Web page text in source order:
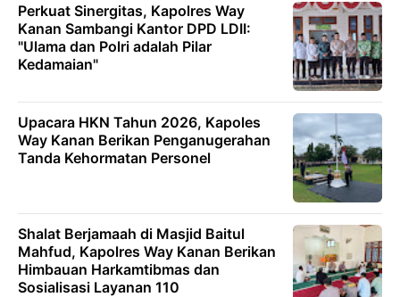
Perkuat Sinergitas, Kapolres Way
Kanan Sambangi Kantor DPD LDII:
"Ulama dan Polri adalah Pilar
Kedamaian"
Upacara HKN Tahun 2026, Kapoles
Way Kanan Berikan Penganugerahan
Tanda Kehormatan Personel
Shalat Berjamaah di Masjid Baitul
Mahfud, Kapolres Way Kanan Berikan
Himbauan Harkamtibmas dan
Sosialisasi Layanan 110